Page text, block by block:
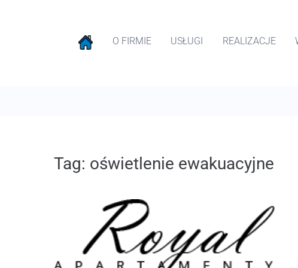
O FIRMIE USŁUGI REALIZACJE
Tag: oświetlenie ewakuacyjne